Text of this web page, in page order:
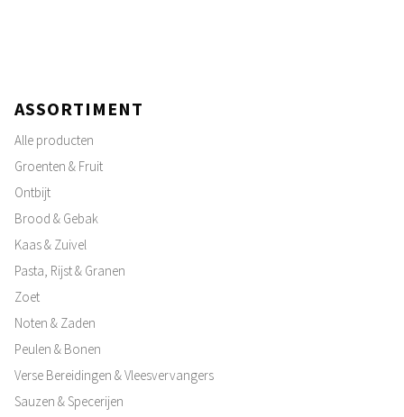
ASSORTIMENT
Alle producten
Groenten & Fruit
Ontbijt
Brood & Gebak
Kaas & Zuivel
Pasta, Rijst & Granen
Zoet
Noten & Zaden
Peulen & Bonen
Verse Bereidingen & Vleesvervangers
Sauzen & Specerijen